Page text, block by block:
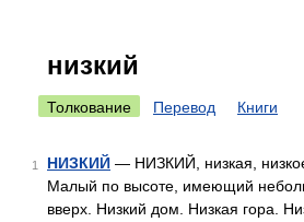
низкий
Толкование Перевод Книги
1 НИЗКИЙ — НИЗКИЙ, низкая,
Малый по высоте, имеющий
вверх. Низкий дом. Низкая гора.